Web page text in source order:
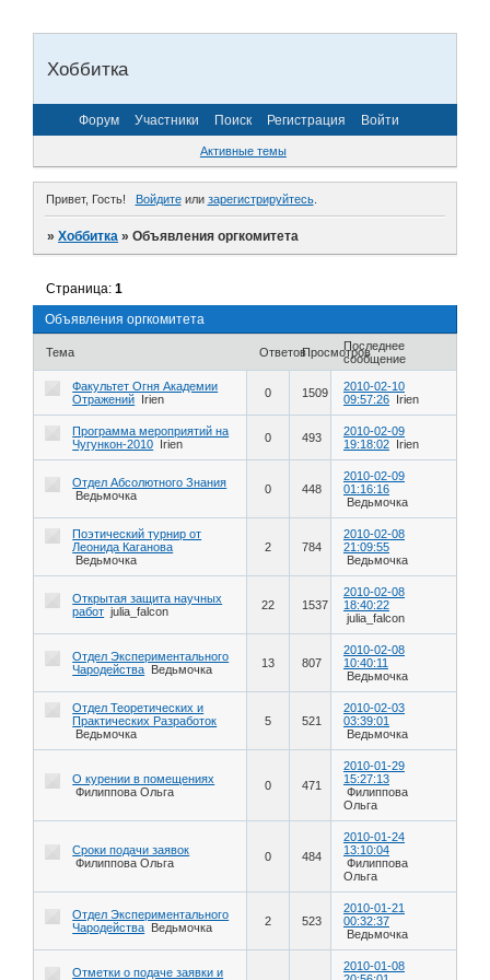
Хоббитка
Форум Участники Поиск Регистрация Войти
Активные темы
Привет, Гость! Войдитеили зарегистрируйтесь.
»Хоббитка »Объявления оргкомитета
Объявления оргкомитета
Страница:1
Тема ОтветовПросмотровПоследнее
сообщение
Факультет Огня Академии
Отражений
Irien 0 1509
2010-02-10
09:57:26
Irien
Программа мероприятий на
Чугункон-2010
Irien 0 493
2010-02-09
19:18:02
Irien
Отдел Абсолютного Знания
Ведьмочка
0 448
2010-02-09
01:16:16
Ведьмочка
Поэтический турнир от
Леонида Каганова
Ведьмочка
2 784
2010-02-08
21:09:55
Ведьмочка
Открытая защита научных
работ julia_falcon 22 1537
2010-02-08
18:40:22
julia_falcon
Отдел Экспериментального
Чародейства
Ведьмочка 13 807
2010-02-08
10:40:11
Ведьмочка
Отдел Теоретических и
Практических Разработок
Ведьмочка
5 521
2010-02-03
03:39:01
Ведьмочка
О курении в помещениях
Филиппова Ольга
0 471
2010-01-29
15:27:13
Филиппова
Ольга
Сроки подачи заявок
Филиппова Ольга
0 484
2010-01-24
13:10:04
Филиппова
Ольга
Отдел Экспериментального
Чародейства
Ведьмочка 2 523
2010-01-21
00:32:37
Ведьмочка
Отметки о подаче заявки и
2010-01-08